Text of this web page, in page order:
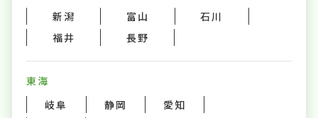
新潟
富山
石川
福井
長野
東海
岐阜
静岡
愛知